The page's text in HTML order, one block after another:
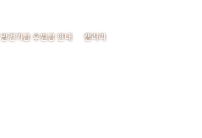
발전기금 후원금 안내 갤러리